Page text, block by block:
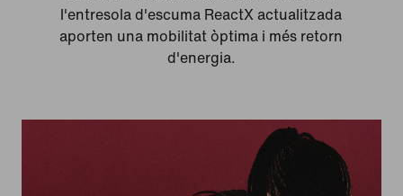
l'entresola d'escuma ReactX actualitzada
aporten una mobilitat òptima i més retorn
d'energia.